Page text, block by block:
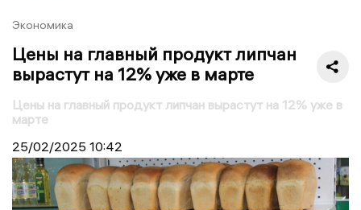
Экономика
Цены на главный продукт липчан
вырастут на 12% уже в марте
Цены на главный продукт липчан вырастут на 12% уже в
марте
25/02/2025 10:42